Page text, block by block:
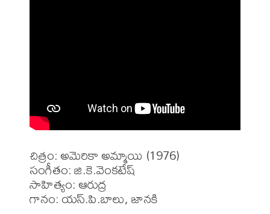
చిత్రం: అమెరికా అమ్మాయి (1976)
సంగీతం: జి.కె.వెంకటేష్
సాహిత్యం: ఆరుద్ర
గానం: యస్.పి.బాలు, జానకి